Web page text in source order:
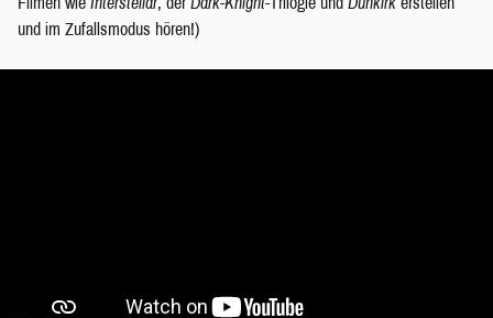
und im Zufallsmodus hören!)